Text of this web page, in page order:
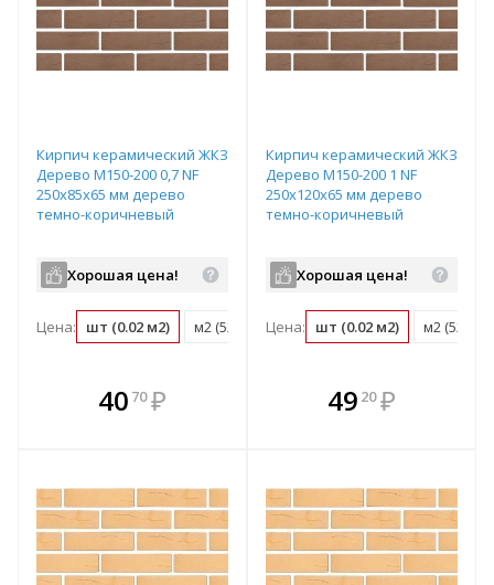
Кирпич керамический ЖКЗ
Дерево М150-200 0,7 NF
250х85х65 мм дерево
темно-коричневый
Хорошая цена!
Цена: шт (0.02 м2) м2 (52 шт) поддон (720 шт)
40 70 ₽
В комплекте
всегда выгоднее!
Кирпич керамический ЖКЗ
Дерево М150-200 1 NF
250х120х65 мм дерево
темно-коричневый
Хорошая цена!
Цена: шт (0.02 м2) м2 (52 шт)
В комплекте
всегда выгоднее!
49 20 ₽